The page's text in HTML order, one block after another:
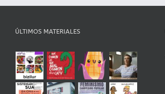
ÚLTIMOS MATERIALES